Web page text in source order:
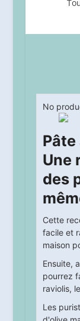
No
Une
des
Cette
facile et
maison
Ensuite,
pourrez
raviolis,
Les